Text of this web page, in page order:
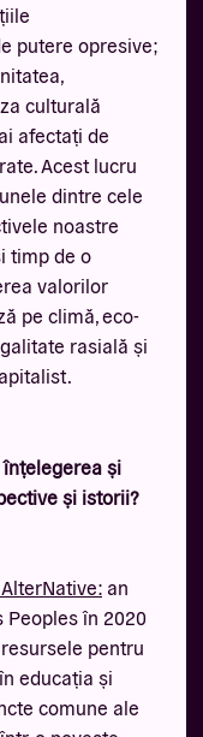
putere opresive;
culturală
afectați de
Acest lucru
dintre cele
noastre
timp de o
valorilor
pe climă, eco-
rasială și
și
și istorii?
an
Peoples în 2020
pentru
educația și
comune ale